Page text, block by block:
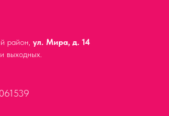
район, ул. Мира, д. 14
выходных.